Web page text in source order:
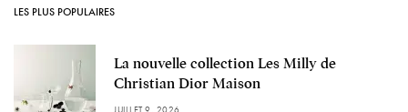
LES PLUS POPULAIRES
La nouvelle collection Les Milly de
Christian Dior Maison
JUILLET 9, 2026